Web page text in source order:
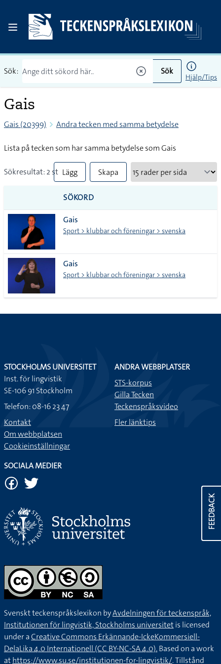
Sök: Sök
Hjälp/Tips
Gais
Gais (20399) Andra tecken med samma betydelse
Lista på tecken som har samma betydelse som Gais
Sökresultat: 2 st Lägg
till
alla i
lista
Skapa
SÖKORD
Gais
Sport > klubbar och föreningar > svenska
Gais
Sport > klubbar och föreningar > svenska
FEEDBACK
STOCKHOLMS UNIVERSITET
Inst. för lingvistik
SE-106 91 Stockholm
Telefon: 08-16 23 47
Kontakt
Om webbplatsen
Cookieinställningar
ANDRA WEBBPLATSER
STS-korpus
Gilla Tecken
Teckenspråksvideo
Fler länktips
SOCIALA MEDIER
Svenskt teckenspråkslexikon byAvdelningen för teckenspråk,
Institutionen för lingvistik, Stockholms universitetis licensed
under aCreative Commons Erkännande-IckeKommersiell-
DelaLika 4.0 Internationell (CC BY-NC-SA 4.0).Based on a work
athttps://www.su.se/institutionen-for-lingvistik/. Tillstånd